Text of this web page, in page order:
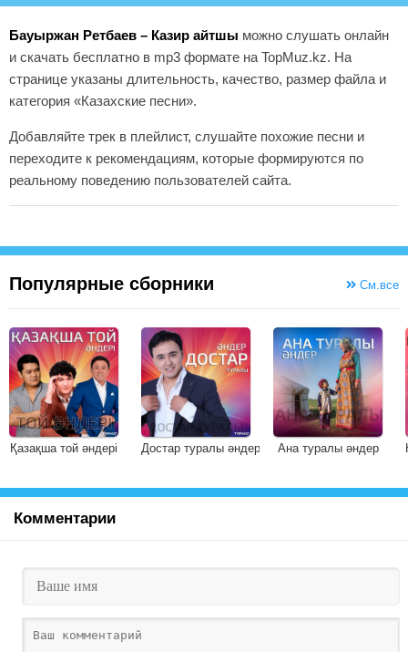
Бауыржан Ретбаев – Казир айтшы можно слушать онлайн
и скачать бесплатно в mp3 формате на TopMuz.kz. На
странице указаны длительность, качество, размер файла и
категория «Казахские песни».
Добавляйте трек в плейлист, слушайте похожие песни и
переходите к рекомендациям, которые формируются по
реальному поведению пользователей сайта.
Популярные сборники См.все
Қазақша той әндері Достар туралы әндер Ана туралы әндер
Комментарии